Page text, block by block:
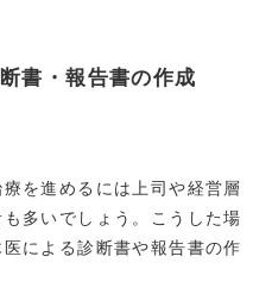
書・報告書の作成
を進めるには上司や経営層
多いでしょう。こうした場
による診断書や報告書の作